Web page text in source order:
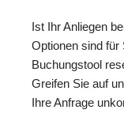
Ist Ihr Anliegen
Optionen sind für
Buchungstool
Greifen Sie auf
Ihre Anfrage